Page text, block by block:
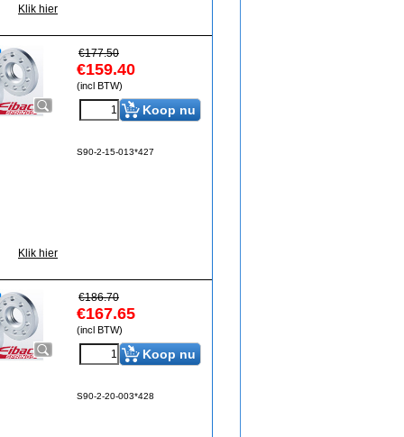
Klik hier
€177.50
€159.40
(incl BTW)
Koop nu
S90-2-15-013*427
Klik hier
€186.70
€167.65
(incl BTW)
Koop nu
S90-2-20-003*428